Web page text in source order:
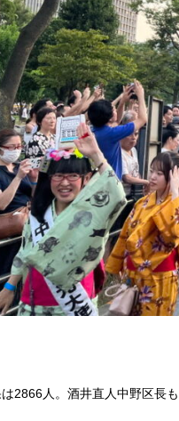
2866人。酒井直人中野区長